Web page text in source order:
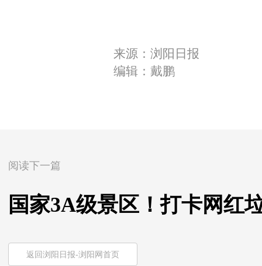
来源：浏阳日报
编辑：戴鹏
阅读下一篇
国家3A级景区！打卡网红
返回浏阳日报-浏阳网首页